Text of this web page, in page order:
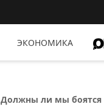
ЭКОНОМИКА
Должны ли мы боятся